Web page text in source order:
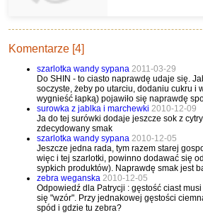
Komentarze [4]
szarlotka wandy sypana 2011-03-29
Do SHIN - to ciasto naprawdę udaje się.
soczyste, żeby po utarciu, dodaniu cukru i
wygnieść łapką) pojawiło się naprawdę
surowka z jablka i marchewki 2010-12-09
Ja do tej surówki dodaje jeszcze sok z
zdecydowany smak
szarlotka wandy sypana 2010-12-05
Jeszcze jedna rada, tym razem starej
więc i tej szarlotki, powinno dodawać się
sypkich produktów). Naprawdę smak jest
zebra weganska 2010-12-05
Odpowiedź dla Patrycji : gęstość ciast
się "wzór". Przy jednakowej gęstości
spód i gdzie tu zebra?